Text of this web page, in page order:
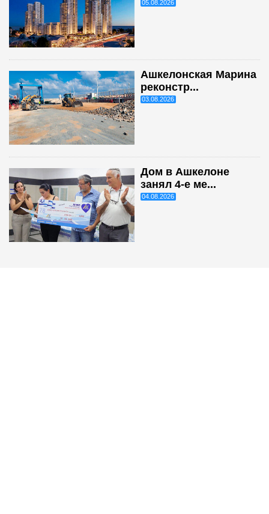
05.08.2026
Ашкелонская Марина
реконстр...
03.08.2026
Дом в Ашкелоне
занял 4-е ме...
04.08.2026